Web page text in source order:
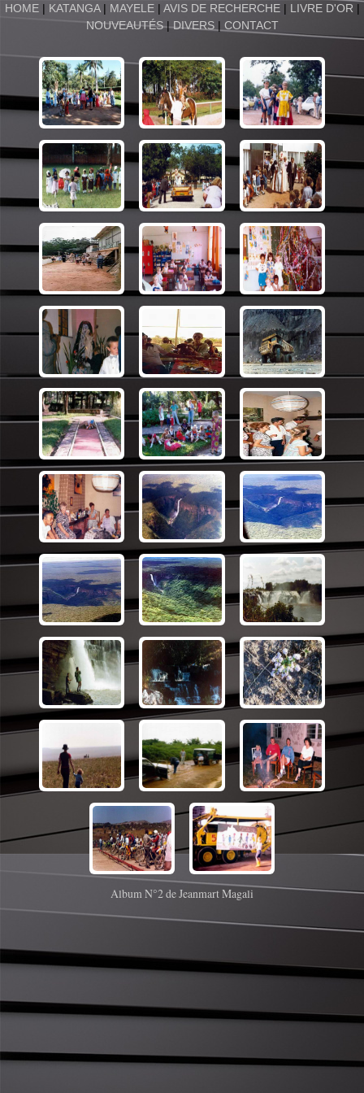
HOME | KATANGA| MAYELE| AVIS DE RECHERCHE| LIVRE D'OR |
NOUVEAUTÉS|DIVERS| CONTACT
Album N°2 de Jeanmart Magali